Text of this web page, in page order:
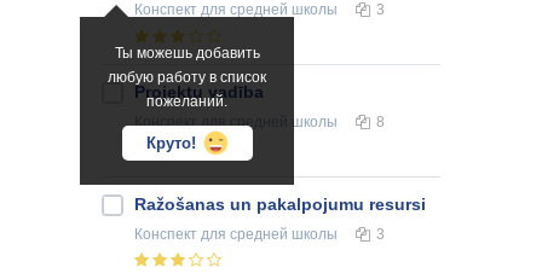
Ты можешь добавить
любую работу в список
пожеланий.
Круто!
Конспект для средней школы 3
Projektu vadība
Конспектдля средней школы 8
Ražošanas un pakalpojumu resursi
Конспект для средней школы 3